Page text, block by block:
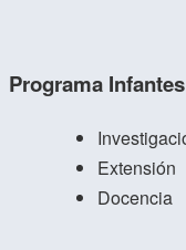
Programa
Extensión
Docencia